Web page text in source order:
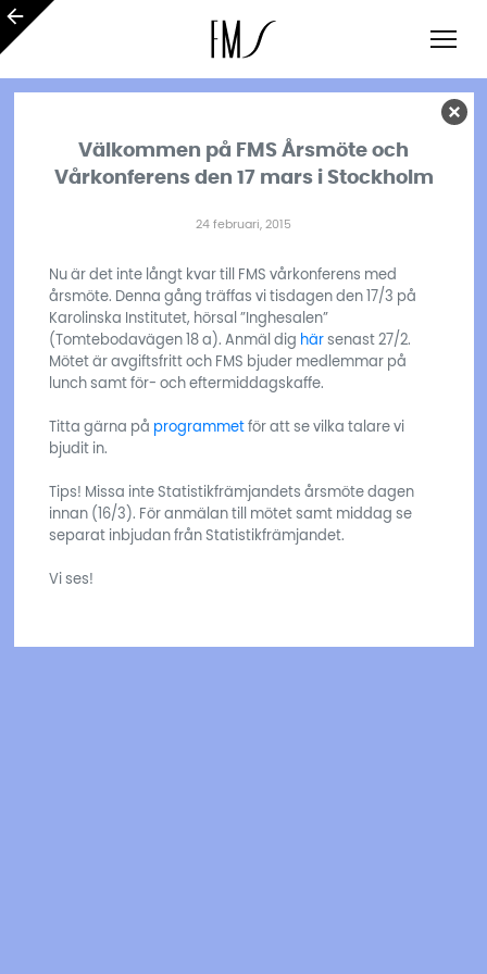
Välkommen på FMS Årsmöte och
Vårkonferens den 17 mars i Stockholm
24 februari, 2015
Nu är det inte långt kvar till FMS vårkonferens med
årsmöte. Denna gång träffas vi tisdagen den 17/3 på
Karolinska Institutet, hörsal ”Inghesalen”
(Tomtebodavägen 18 a). Anmäl dig härsenast 27/2.
Mötet är avgiftsfritt och FMS bjuder medlemmar på
lunch samt för- och eftermiddagskaffe.
Titta gärna på programmetför att se vilka talare vi
bjudit in.
Tips! Missa inte Statistikfrämjandets årsmöte dagen
innan (16/3). För anmälan till mötet samt middag se
separat inbjudan från Statistikfrämjandet.
Vi ses!